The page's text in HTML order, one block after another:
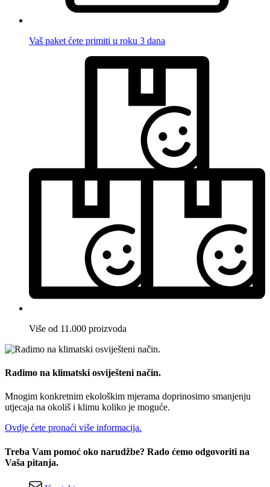
Vaš paket ćete primiti u roku 3 dana
Više od 11.000 proizvoda
Radimo na klimatski osviješteni način.
Mnogim konkretnim ekološkim mjerama doprinosimo smanjenju
utjecaja na okoliš i klimu koliko je moguće.
Ovdje ćete pronaći više informacija.
Treba Vam pomoć oko narudžbe? Rado ćemo odgovoriti na
Vaša pitanja.